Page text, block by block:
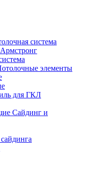
система
элементы
для ГКЛ
Сайдинг и